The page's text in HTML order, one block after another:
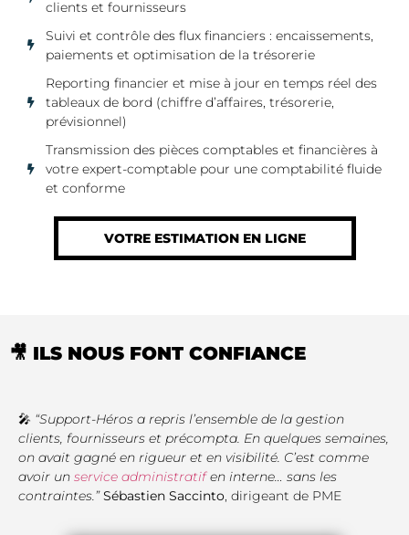
clients et fournisseurs
Suivi et contrôle des flux financiers : encaissements,
paiements et optimisation de la trésorerie
Reporting financier et mise à jour en temps réel des
tableaux de bord (chiffre d’affaires, trésorerie,
prévisionnel)
Transmission des pièces comptables et financières à
votre expert-comptable pour une comptabilité fluide
et conforme
VOTRE ESTIMATION EN LIGNE
🎥 ILS NOUS FONT CONFIANCE
🎤 “Support-Héros a repris l’ensemble de la gestion
clients, fournisseurs et précompta. En quelques semaines,
on avait gagné en rigueur et en visibilité. C’est comme
avoir un service administratifen interne… sans les
contraintes.”Sébastien Saccinto, dirigeant de PME